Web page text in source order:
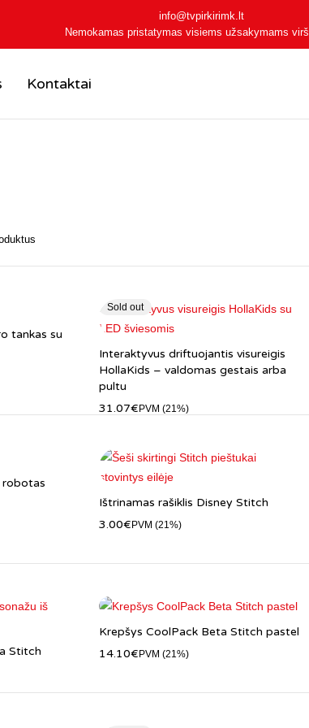
info@tvpirkirimk.lt
Nemokamas pristatymas visiems užsakymams virš
Kontaktai
tankas su
Sold out
Interaktyvus driftuojantis visureigis
HollaKids – valdomas gestais arba
pultu
31.07€ PVM (21%)
robotas
Ištrinamas rašiklis Disney Stitch
3.00€ PVM (21%)
Stitch
Krepšys CoolPack Beta Stitch pastel
14.10€ PVM (21%)